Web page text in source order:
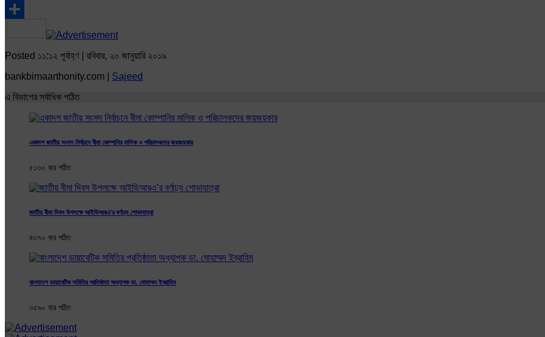
Email
Share
Posted ১১:১২ পূর্বাহ্ণ | রবিবার, ২০ জানুয়ারি ২০১৯
bankbimaarthonity.com | Sajeed
এ বিভাগের সর্বাধিক পঠিত
একাদশ জাতীয় সংসদ নির্বাচনে বীমা কোম্পানির মালিক ও পরিচালকদের জয়জয়কার
৫১৩০ বার পঠিত
জাতীয় বীমা দিবস উপলক্ষে আইডিআরএ’র বর্ণাঢ্য শোভাযাত্রা
৪৩৭০ বার পঠিত
বাংলাদেশ ডায়াবেটিক সমিতির প্রতিষ্ঠাতা অধ্যাপক ডা. মোহাম্মদ ইব্রাহিম
৩৫৯০ বার পঠিত